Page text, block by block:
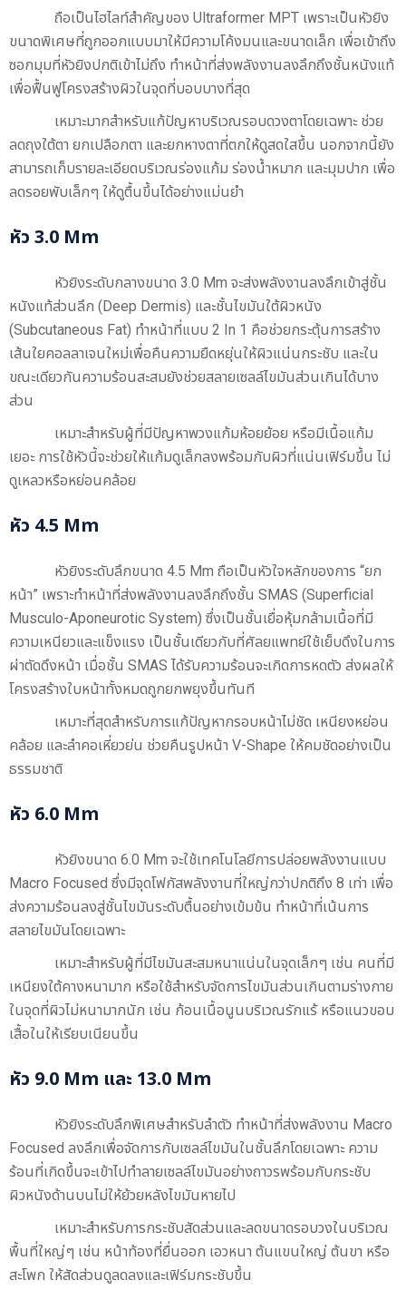
ถือเป็นไฮไลท์สำคัญของ Ultraformer MPT เพราะเป็นหัวยิง
ขนาดพิเศษที่ถูกออกแบบมาให้มีความโค้งมนและขนาดเล็ก เพื่อเข้าถึง
ซอกมุมที่หัวยิงปกติเข้าไม่ถึง ทำหน้าที่ส่งพลังงานลงลึกถึงชั้นหนังแท้
เพื่อฟื้นฟูโครงสร้างผิวในจุดที่บอบบางที่สุด
เหมาะมากสำหรับแก้ปัญหาบริเวณรอบดวงตาโดยเฉพาะ ช่วย
ลดถุงใต้ตา ยกเปลือกตา และยกหางตาที่ตกให้ดูสดใสขึ้น นอกจากนี้ยัง
สามารถเก็บรายละเอียดบริเวณร่องแก้ม ร่องน้ำหมาก และมุมปาก เพื่อ
ลดรอยพับเล็กๆ ให้ดูตื้นขึ้นได้อย่างแม่นยำ
หัว 3.0 Mm
หัวยิงระดับกลางขนาด 3.0 Mm จะส่งพลังงานลงลึกเข้าสู่ชั้น
หนังแท้ส่วนลึก (Deep Dermis) และชั้นไขมันใต้ผิวหนัง
(Subcutaneous Fat) ทำหน้าที่แบบ 2 In 1 คือช่วยกระตุ้นการสร้าง
เส้นใยคอลลาเจนใหม่เพื่อคืนความยืดหยุ่นให้ผิวแน่นกระชับ และใน
ขณะเดียวกันความร้อนสะสมยังช่วยสลายเซลล์ไขมันส่วนเกินได้บาง
ส่วน
เหมาะสำหรับผู้ที่มีปัญหาพวงแก้มห้อยย้อย หรือมีเนื้อแก้ม
เยอะ การใช้หัวนี้จะช่วยให้แก้มดูเล็กลงพร้อมกับผิวที่แน่นเฟิร์มขึ้น ไม่
ดูเหลวหรือหย่อนคล้อย
หัว 4.5 Mm
หัวยิงระดับลึกขนาด 4.5 Mm ถือเป็นหัวใจหลักของการ “ยก
หน้า” เพราะทำหน้าที่ส่งพลังงานลงลึกถึงชั้น SMAS (Superficial
Musculo-Aponeurotic System) ซึ่งเป็นชั้นเยื่อหุ้มกล้ามเนื้อที่มี
ความเหนียวและแข็งแรง เป็นชั้นเดียวกับที่ศัลยแพทย์ใช้เย็บดึงในการ
ผ่าตัดดึงหน้า เมื่อชั้น SMAS ได้รับความร้อนจะเกิดการหดตัว ส่งผลให้
โครงสร้างใบหน้าทั้งหมดถูกยกพยุงขึ้นทันที
เหมาะที่สุดสำหรับการแก้ปัญหากรอบหน้าไม่ชัด เหนียงหย่อน
คล้อย และลำคอเหี่ยวย่น ช่วยคืนรูปหน้า V-Shape ให้คมชัดอย่างเป็น
ธรรมชาติ
หัว 6.0 Mm
หัวยิงขนาด 6.0 Mm จะใช้เทคโนโลยีการปล่อยพลังงานแบบ
Macro Focused ซึ่งมีจุดโฟกัสพลังงานที่ใหญ่กว่าปกติถึง 8 เท่า เพื่อ
ส่งความร้อนลงสู่ชั้นไขมันระดับตื้นอย่างเข้มข้น ทำหน้าที่เน้นการ
สลายไขมันโดยเฉพาะ
เหมาะสำหรับผู้ที่มีไขมันสะสมหนาแน่นในจุดเล็กๆ เช่น คนที่มี
เหนียงใต้คางหนามาก หรือใช้สำหรับจัดการไขมันส่วนเกินตามร่างกาย
ในจุดที่ผิวไม่หนามากนัก เช่น ก้อนเนื้อนูนบริเวณรักแร้ หรือแนวขอบ
เสื้อในให้เรียบเนียนขึ้น
หัว 9.0 Mm และ 13.0 Mm
หัวยิงระดับลึกพิเศษสำหรับลำตัว ทำหน้าที่ส่งพลังงาน Macro
Focused ลงลึกเพื่อจัดการกับเซลล์ไขมันในชั้นลึกโดยเฉพาะ ความ
ร้อนที่เกิดขึ้นจะเข้าไปทำลายเซลล์ไขมันอย่างถาวรพร้อมกับกระชับ
ผิวหนังด้านบนไม่ให้ย้วยหลังไขมันหายไป
เหมาะสำหรับการกระชับสัดส่วนและลดขนาดรอบวงในบริเวณ
พื้นที่ใหญ่ๆ เช่น หน้าท้องที่ยื่นออก เอวหนา ต้นแขนใหญ่ ต้นขา หรือ
สะโพก ให้สัดส่วนดูลดลงและเฟิร์มกระชับขึ้น